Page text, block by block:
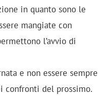
in quanto sono le
mangiate con
l’avvio di
e non essere sempre
confronti del prossimo.